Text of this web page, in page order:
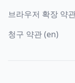
브라우저 확장 약
청구 약관 (en)